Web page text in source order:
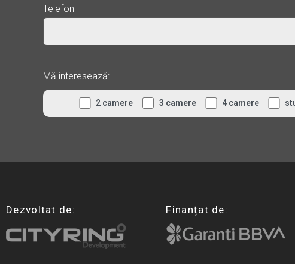
Telefon
Mă interesează:
2 camere 3 camere 4 camere
Dezvoltat de: Finanțat de: